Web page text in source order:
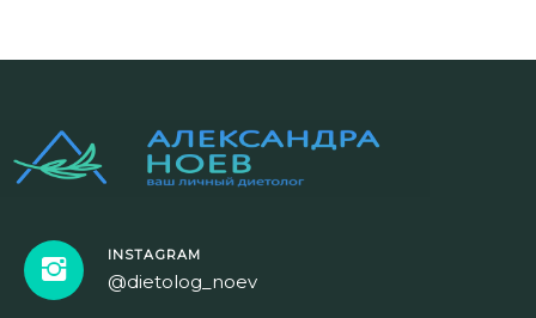
INSTAGRAM
@dietolog_noev